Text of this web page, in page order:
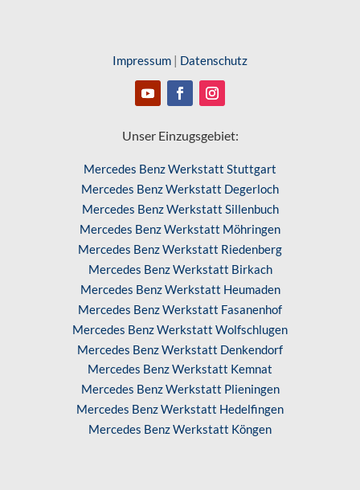
Impressum | Datenschutz
Unser Einzugsgebiet:
Mercedes Benz Werkstatt Stuttgart
Mercedes Benz Werkstatt Degerloch
Mercedes Benz Werkstatt Sillenbuch
Mercedes Benz Werkstatt Möhringen
Mercedes Benz Werkstatt Riedenberg
Mercedes Benz Werkstatt Birkach
Mercedes Benz Werkstatt Heumaden
Mercedes Benz Werkstatt Fasanenhof
Mercedes Benz Werkstatt Wolfschlugen
Mercedes Benz Werkstatt Denkendorf
Mercedes Benz Werkstatt Kemnat
Mercedes Benz Werkstatt Plieningen
Mercedes Benz Werkstatt Hedelfingen
Mercedes Benz Werkstatt Köngen